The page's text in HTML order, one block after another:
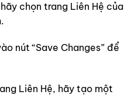
chọn trang Liên Hệ của
nút “Save Changes” để
Liên Hệ, hãy tạo một